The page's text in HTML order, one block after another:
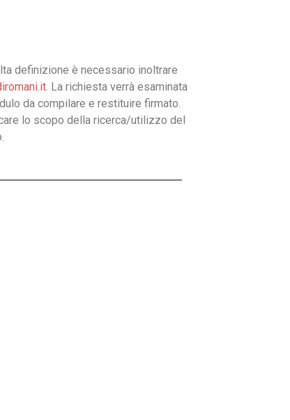
definizione è necessario inoltrare
. La richiesta verrà esaminata
da compilare e restituire firmato.
lo scopo della ricerca/utilizzo del